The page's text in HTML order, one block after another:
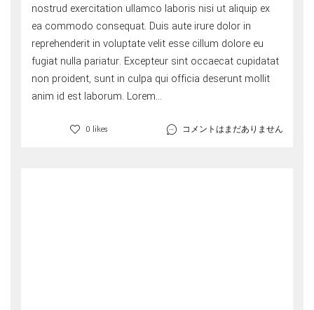
nostrud exercitation ullamco laboris nisi ut aliquip ex
ea commodo consequat. Duis aute irure dolor in
reprehenderit in voluptate velit esse cillum dolore eu
fugiat nulla pariatur. Excepteur sint occaecat cupidatat
non proident, sunt in culpa qui officia deserunt mollit
anim id est laborum. Lorem...
0 likes コメントはまだありません